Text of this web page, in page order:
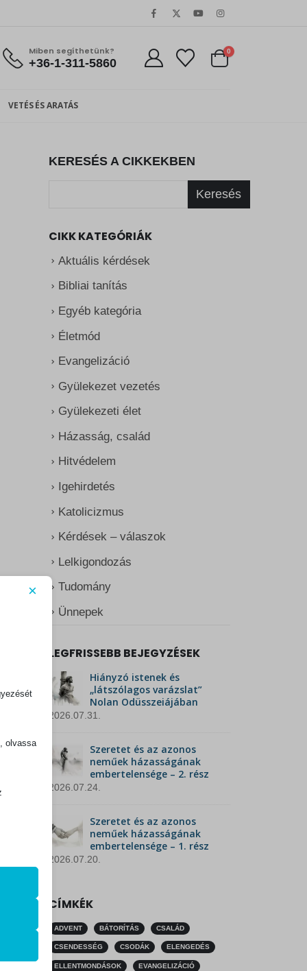
Miben segíthetünk?
+36-1-311-5860
0
VETÉS ÉS ARATÁS
KERESÉS A CIKKEKBEN
Keresés
CIKK KATEGÓRIÁK
Aktuális kérdések
Bibliai tanítás
Egyéb kategória
Életmód
Evangelizáció
Gyülekezet vezetés
Gyülekezeti élet
Házasság, család
Hitvédelem
Igehirdetés
Katolicizmus
Kérdések – válaszok
Lelkigondozás
Tudomány
Ünnepek
LEGFRISSEBB BEJEGYZÉSEK
Hiányzó istenek és
„látszólagos varázslat”
Nolan Odüsszeiájában
2026.07.31.
Szeretet és az azonos
neműek házasságának
embertelensége – 2. rész
2026.07.24.
Szeretet és az azonos
neműek házasságának
embertelensége – 1. rész
2026.07.20.
CÍMKÉK
ADVENT BÁTORÍTÁS CSALÁD
CSENDESSÉG CSODÁK ELENGEDÉS
ELLENTMONDÁSOK EVANGELIZÁCIÓ
×
olvassa